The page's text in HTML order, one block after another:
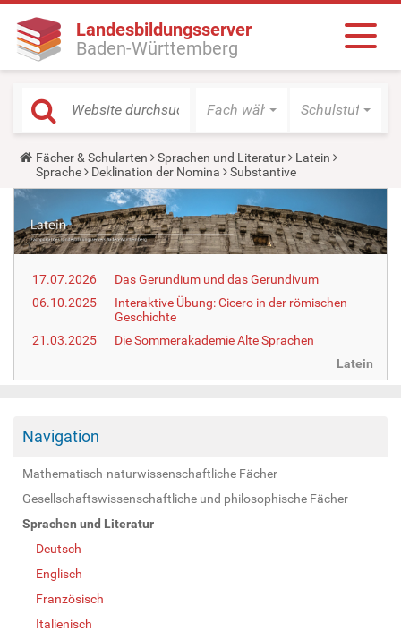
Landesbildungsserver
Baden-Württemberg
Fach wählen Schulstufe
Y
o
u
e
h
e
e
:
Fächer & Schularten Sprachen und Literatur
Latein
Sprache
Deklination der Nomina Substantive
17.07.2026
Das Gerundium und das Gerundivum
06.10.2025
Interaktive Übung: Cicero in der römischen
Geschichte
21.03.2025
Die Sommerakademie Alte Sprachen
Latein
Navigation
Mathematisch-naturwissenschaftliche Fächer
Gesellschaftswissenschaftliche und philosophische Fächer
Sprachen und Literatur
Deutsch
Englisch
Französisch
Italienisch